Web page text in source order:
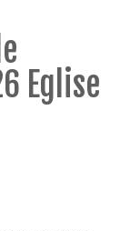
Eglise